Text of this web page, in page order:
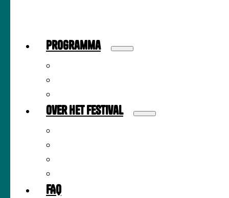
Programma
Over het festival
FAQ